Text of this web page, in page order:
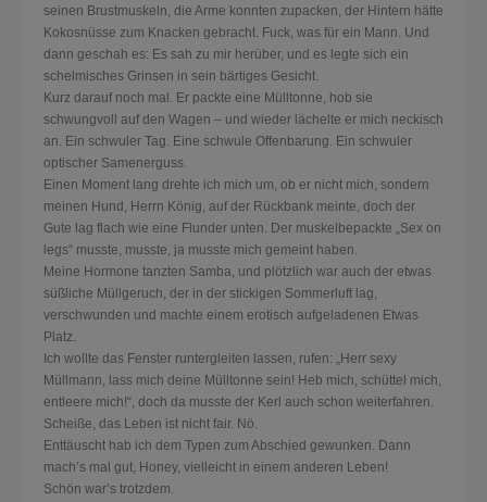
seinen Brustmuskeln, die Arme konnten zupacken, der Hintern hätte
Kokosnüsse zum Knacken gebracht. Fuck, was für ein Mann. Und
dann geschah es: Es sah zu mir herüber, und es legte sich ein
schelmisches Grinsen in sein bärtiges Gesicht.
Kurz darauf noch mal. Er packte eine Mülltonne, hob sie
schwungvoll auf den Wagen – und wieder lächelte er mich neckisch
an. Ein schwuler Tag. Eine schwule Offenbarung. Ein schwuler
optischer Samenerguss.
Einen Moment lang drehte ich mich um, ob er nicht mich, sondern
meinen Hund, Herrn König, auf der Rückbank meinte, doch der
Gute lag flach wie eine Flunder unten. Der muskelbepackte „Sex on
legs“ musste, musste, ja musste mich gemeint haben.
Meine Hormone tanzten Samba, und plötzlich war auch der etwas
süßliche Müllgeruch, der in der stickigen Sommerluft lag,
verschwunden und machte einem erotisch aufgeladenen Etwas
Platz.
Ich wollte das Fenster runtergleiten lassen, rufen: „Herr sexy
Müllmann, lass mich deine Mülltonne sein! Heb mich, schüttel mich,
entleere mich!“, doch da musste der Kerl auch schon weiterfahren.
Scheiße, das Leben ist nicht fair. Nö.
Enttäuscht hab ich dem Typen zum Abschied gewunken. Dann
mach’s mal gut, Honey, vielleicht in einem anderen Leben!
Schön war’s trotzdem.